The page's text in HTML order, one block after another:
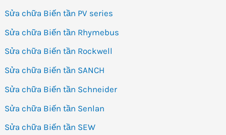
Sửa chữa Biến tần PV series
Sửa chữa Biến tần Rhymebus
Sửa chữa Biến tần Rockwell
Sửa chữa Biến tần SANCH
Sửa chữa Biến tần Schneider
Sửa chữa Biến tần Senlan
Sửa chữa Biến tần SEW